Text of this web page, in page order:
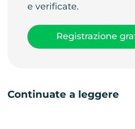
e verificate.
Registrazione
Continuate a leggere